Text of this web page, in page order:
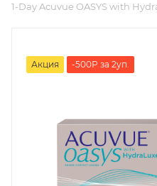
1-Day Acuvue OASYS with
Акция -500Р за 2уп.